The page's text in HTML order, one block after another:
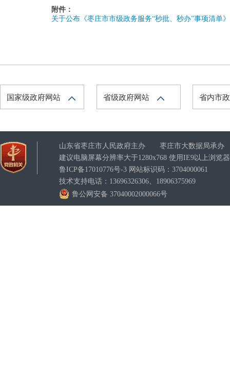
附件：
关于公布《枣庄市市级政务服务“秒批、秒办”事项清单
国家级政府网站 省级政府网站 省内市
山东省枣庄市人民政府主办 枣庄市大数据局承办
建议电脑屏幕分辨率大于1280x768 使用IE9以上浏览
鲁ICP备17010776号-3 网站标识码：3704000061
技术支持电话：13696326306、18906375969
鲁公网安备 37040002000066号